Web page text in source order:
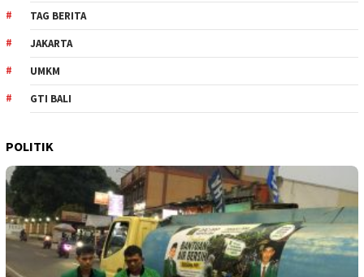
TAG BERITA
JAKARTA
UMKM
GTI BALI
POLITIK